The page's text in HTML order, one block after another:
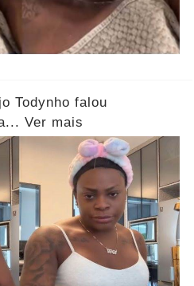
Todynho falou
Ver mais